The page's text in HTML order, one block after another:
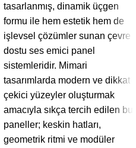
tasarlanmış, dinamik üçgen
formu ile hem estetik hem de
işlevsel çözümler sunan çevre
dostu ses emici panel
sistemleridir. Mimari
tasarımlarda modern ve dikkat
çekici yüzeyler oluşturmak
amacıyla sıkça tercih edilen bu
paneller; keskin hatları,
geometrik ritmi ve modüler